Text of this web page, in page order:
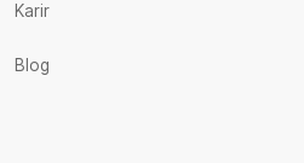
Karir
Blog